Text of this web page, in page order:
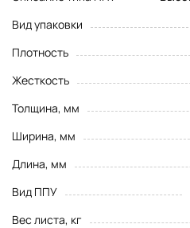
Вид упаковки
Плотность
Жесткость
Толщина, мм
Ширина, мм
Длина, мм
Вид ППУ
Вес листа, кг